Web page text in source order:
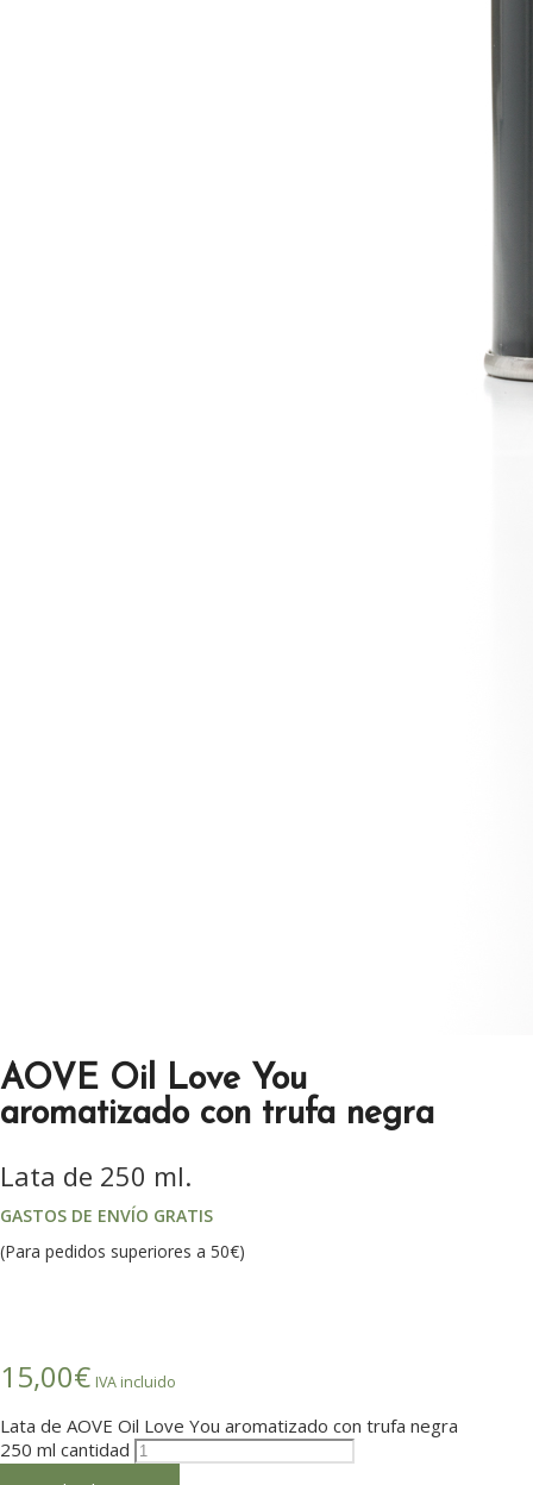
AOVE Oil Love You
aromatizado con trufa negra
Lata de 250 ml.
GASTOS DE ENVÍO GRATIS
(Para pedidos superiores a 50€)
15,00€ IVA incluido
Lata de AOVE Oil Love You aromatizado con trufa negra
250 ml cantidad